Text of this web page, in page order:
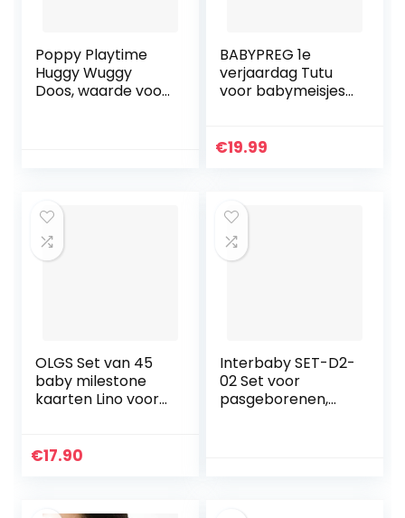
Poppy Playtime
Huggy Wuggy
Doos, waarde voor
uitwisseling of
retour)
BABYPREG 1e
verjaardag Tutu
voor babymeisjes
€19.99
OLGS Set van 45
baby milestone
kaarten Lino voor
kaarten +
€17.90
Interbaby SET-D2-
02 Set voor
pasgeborenen,